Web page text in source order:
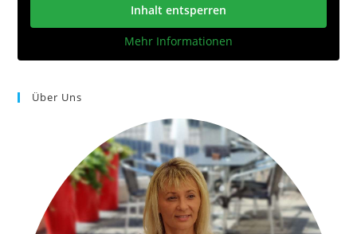
Inhalt entsperren
Mehr Informationen
Über Uns